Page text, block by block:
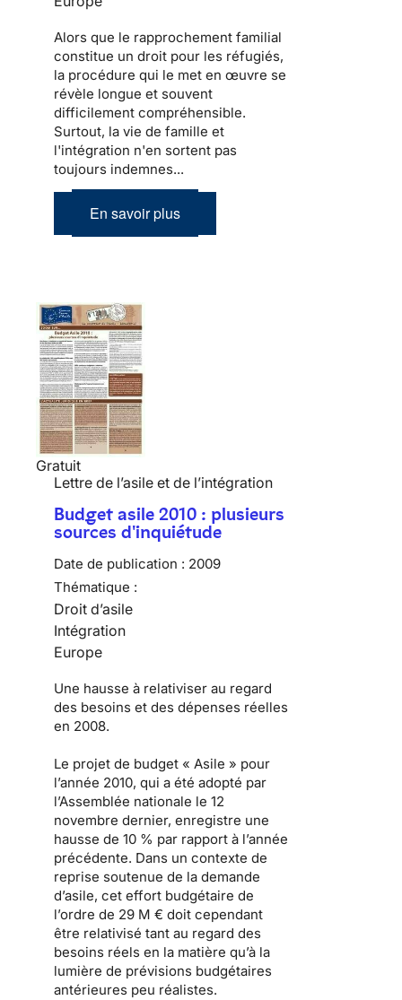
Alors que le rapprochement familial
constitue un droit pour les réfugiés,
la procédure qui le met en œuvre se
révèle longue et souvent
difficilement compréhensible.
Surtout, la vie de famille et
l'intégration n'en sortent pas
toujours indemnes...
En savoir plus
Gratuit
Lettre de l’asile et de l’intégration
Budget asile 2010 : plusieurs
sources d'inquiétude
Date de publication : 2009
Thématique :
Droit d’asile
Intégration
Europe
Une hausse à relativiser au regard
des besoins et des dépenses réelles
en 2008.
Le projet de budget « Asile » pour
l’année 2010, qui a été adopté par
l’Assemblée nationale le 12
novembre dernier, enregistre une
hausse de 10 % par rapport à l’année
précédente. Dans un contexte de
reprise soutenue de la demande
d’asile, cet effort budgétaire de
l’ordre de 29 M € doit cependant
être relativisé tant au regard des
besoins réels en la matière qu’à la
lumière de prévisions budgétaires
antérieures peu réalistes.